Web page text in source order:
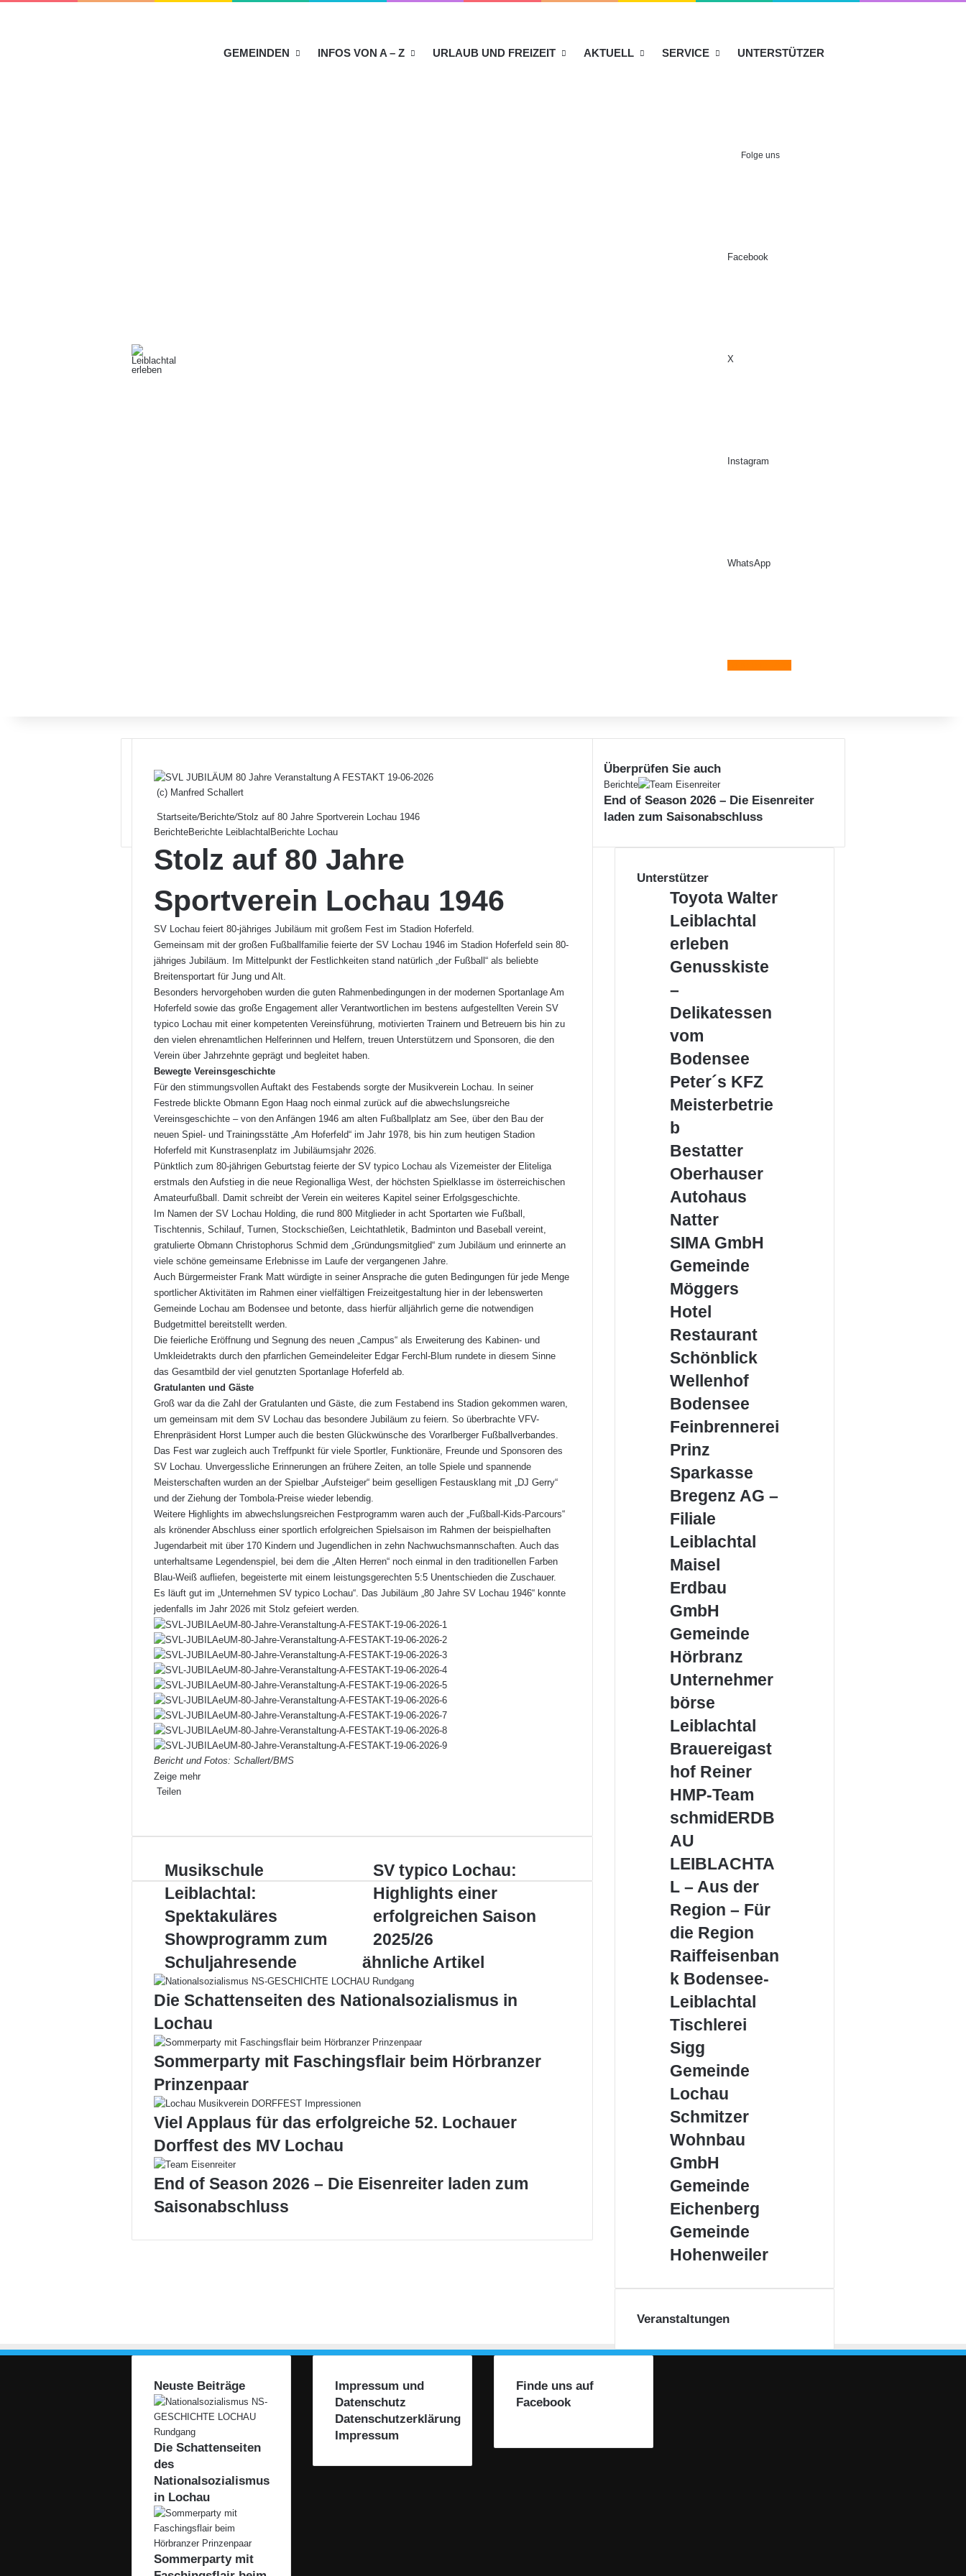
HOMEGEMEINDEN INFOS VON A – Z URLAUB UND FREIZEIT AKTUELL SERVICE UNTERSTÜTZER
Folge uns
Facebook
X
Instagram
WhatsApp
(c) Manfred Schallert
Startseite/Berichte/Stolz auf 80 Jahre Sportverein Lochau 1946
BerichteBerichte Leiblachtal Berichte Lochau
Stolz auf 80 Jahre
Sportverein Lochau 1946
SV Lochau feiert 80-jähriges Jubiläum mit großem Fest im Stadion Hoferfeld.
Gemeinsam mit der großen Fußballfamilie feierte der SV Lochau 1946 im Stadion Hoferfeld sein 80-
jähriges Jubiläum. Im Mittelpunkt der Festlichkeiten stand natürlich „der Fußball“ als beliebte
Breitensportart für Jung und Alt.
Besonders hervorgehoben wurden die guten Rahmenbedingungen in der modernen Sportanlage Am
Hoferfeld sowie das große Engagement aller Verantwortlichen im bestens aufgestellten Verein SV
typico Lochau mit einer kompetenten Vereinsführung, motivierten Trainern und Betreuern bis hin zu
den vielen ehrenamtlichen Helferinnen und Helfern, treuen Unterstützern und Sponsoren, die den
Verein über Jahrzehnte geprägt und begleitet haben.
Bewegte Vereinsgeschichte
Für den stimmungsvollen Auftakt des Festabends sorgte der Musikverein Lochau. In seiner
Festrede blickte Obmann Egon Haag noch einmal zurück auf die abwechslungsreiche
Vereinsgeschichte – von den Anfängen 1946 am alten Fußballplatz am See, über den Bau der
neuen Spiel- und Trainingsstätte „Am Hoferfeld“ im Jahr 1978, bis hin zum heutigen Stadion
Hoferfeld mit Kunstrasenplatz im Jubiläumsjahr 2026.
Pünktlich zum 80-jährigen Geburtstag feierte der SV typico Lochau als Vizemeister der Eliteliga
erstmals den Aufstieg in die neue Regionalliga West, der höchsten Spielklasse im österreichischen
Amateurfußball. Damit schreibt der Verein ein weiteres Kapitel seiner Erfolgsgeschichte.
Im Namen der SV Lochau Holding, die rund 800 Mitglieder in acht Sportarten wie Fußball,
Tischtennis, Schilauf, Turnen, Stockschießen, Leichtathletik, Badminton und Baseball vereint,
gratulierte Obmann Christophorus Schmid dem „Gründungsmitglied“ zum Jubiläum und erinnerte an
viele schöne gemeinsame Erlebnisse im Laufe der vergangenen Jahre.
Auch Bürgermeister Frank Matt würdigte in seiner Ansprache die guten Bedingungen für jede Menge
sportlicher Aktivitäten im Rahmen einer vielfältigen Freizeitgestaltung hier in der lebenswerten
Gemeinde Lochau am Bodensee und betonte, dass hierfür alljährlich gerne die notwendigen
Budgetmittel bereitstellt werden.
Die feierliche Eröffnung und Segnung des neuen „Campus“ als Erweiterung des Kabinen- und
Umkleidetrakts durch den pfarrlichen Gemeindeleiter Edgar Ferchl-Blum rundete in diesem Sinne
das Gesamtbild der viel genutzten Sportanlage Hoferfeld ab.
Gratulanten und Gäste
Groß war da die Zahl der Gratulanten und Gäste, die zum Festabend ins Stadion gekommen waren,
um gemeinsam mit dem SV Lochau das besondere Jubiläum zu feiern. So überbrachte VFV-
Ehrenpräsident Horst Lumper auch die besten Glückwünsche des Vorarlberger Fußballverbandes.
Das Fest war zugleich auch Treffpunkt für viele Sportler, Funktionäre, Freunde und Sponsoren des
SV Lochau. Unvergessliche Erinnerungen an frühere Zeiten, an tolle Spiele und spannende
Meisterschaften wurden an der Spielbar „Aufsteiger“ beim geselligen Festausklang mit „DJ Gerry“
und der Ziehung der Tombola-Preise wieder lebendig.
Weitere Highlights im abwechslungsreichen Festprogramm waren auch der „Fußball-Kids-Parcours“
als krönender Abschluss einer sportlich erfolgreichen Spielsaison im Rahmen der beispielhaften
Jugendarbeit mit über 170 Kindern und Jugendlichen in zehn Nachwuchsmannschaften. Auch das
unterhaltsame Legendenspiel, bei dem die „Alten Herren“ noch einmal in den traditionellen Farben
Blau-Weiß aufliefen, begeisterte mit einem leistungsgerechten 5:5 Unentschieden die Zuschauer.
Es läuft gut im „Unternehmen SV typico Lochau“. Das Jubiläum „80 Jahre SV Lochau 1946“ konnte
jedenfalls im Jahr 2026 mit Stolz gefeiert werden.
Bericht und Fotos: Schallert/BMS
Zeige mehr
Teilen
E-
Musikschule
Leiblachtal:
Spektakuläres
Showprogramm
zum
Schuljahresende
Musikschule
Leiblachtal:
Spektakuläres
Showprogramm zum
Schuljahresende
SV
typico
Lochau:
Highlights
erfolgreichen
Saison
2025/26
SV typico Lochau:
Highlights einer
erfolgreichen Saison
2025/26
ähnliche Artikel
Die Schattenseiten des Nationalsozialismus in
Lochau
Sommerparty mit Faschingsflair beim Hörbranzer
Prinzenpaar
Viel Applaus für das erfolgreiche 52. Lochauer
Dorffest des MV Lochau
End of Season 2026 – Die Eisenreiter laden zum
Saisonabschluss
Überprüfen Sie auch
Schließen
Berichte
End of Season 2026 – Die Eisenreiter
laden zum Saisonabschluss
Unterstützer
Toyota
Walter
Toyota Walter
Leiblachtal
Leiblachtal
erleben
Genusskiste
Delikatessen
vom
Genusskiste
–
Delikatessen
vom
Bodensee
Peter
KFZ
Meisterbetrieb
Peter´s KFZ
Meisterbetrie
b
Bestatter
Bestatter
Oberhauser
Autohaus
Autohaus
Natter
SIMA
SIMA GmbH
Gemeinde
Gemeinde
Möggers
Hotel
Schönblick
Hotel
Restaurant
Schönblick
Wellenhof
Wellenhof
Bodensee
Feinbrennerei
Feinbrennerei
Prinz
Sparkasse
Bregenz
AG
–
Leiblachtal
Sparkasse
Bregenz AG –
Filiale
Leiblachtal
Maisel
GmbH
Maisel
Erdbau
GmbH
Gemeinde
Gemeinde
Hörbranz
Unternehmerbörse
Unternehmer
börse
Leiblachtal
Brauereigasthof
Brauereigast
hof Reiner
HMP-
HMP-Team
schmidERDBAU
–
Aus
Region
–
Für
die
Region
schmidERDB
AU
LEIBLACHTA
L – Aus der
Region – Für
die Region
Raiffeisenbank
Leiblachtal
Raiffeisenban
k Bodensee-
Leiblachtal
Tischlerei
Tischlerei
Sigg
Gemeinde
Gemeinde
Lochau
Schmitzer
GmbH
Schmitzer
Wohnbau
GmbH
Gemeinde
Gemeinde
Eichenberg
Gemeinde
Gemeinde
Hohenweiler
Veranstaltungen
Neuste Beiträge
Die Schattenseiten
des
Nationalsozialismus
in Lochau
Sommerparty mit
Impressum und
Datenschutz
Datenschutzerklärung
Impressum
Finde uns auf
Facebook